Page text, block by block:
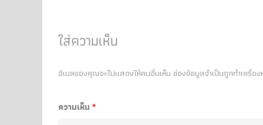
ใส่ความเห็น
อีเมลของคุณจะไม่แสดงให้คนอื่นเห็น ช่องข้อมูลจำเป็นถูกทำเครื่อง
ความเห็น *